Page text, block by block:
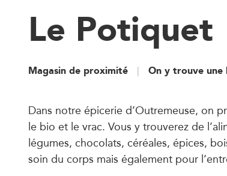
Le Potiquet
Magasin de proximité On y trouve une
Dans notre épicerie d’Outremeuse, on
le bio et le vrac. Vous y trouverez de
légumes, chocolats, céréales, épices,
soin du corps mais également pour